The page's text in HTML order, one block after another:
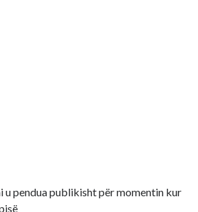
u pendua publikisht për momentin kur